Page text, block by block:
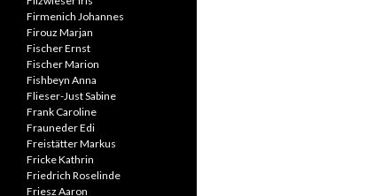
Firmenich Johannes
Firouz Marjan
Fischer Ernst
Fischer Marion
Fishbeyn Anna
Flieser-Just Sabine
Frank Caroline
Frauneder Edi
Freistätter Markus
Fricke Kathrin
Friedrich Roselinde
Friesz Aaron